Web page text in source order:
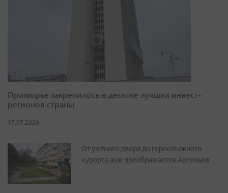
Приморье закрепилось в десятке лучших инвест-
регионов страны
17.07.2026
От уютного двора до горнолыжного
курорта: как преображается Арсеньев